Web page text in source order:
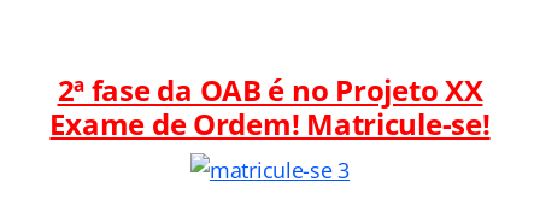
2ª fase da OAB é no Projeto XX
Exame de Ordem! Matricule-se!